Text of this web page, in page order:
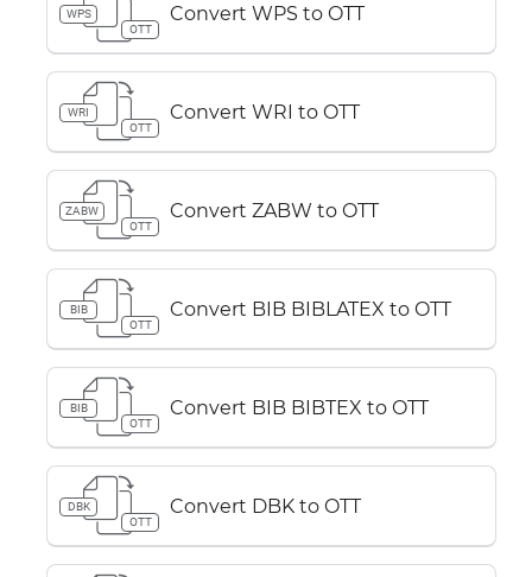
WPS
OTT
Convert WPS to OTT
WRI
OTT
Convert WRI to OTT
ZABW
OTT
Convert ZABW to OTT
BIB
OTT
Convert BIB BIBLATEX to OTT
BIB
OTT
Convert BIB BIBTEX to OTT
DBK
OTT
Convert DBK to OTT